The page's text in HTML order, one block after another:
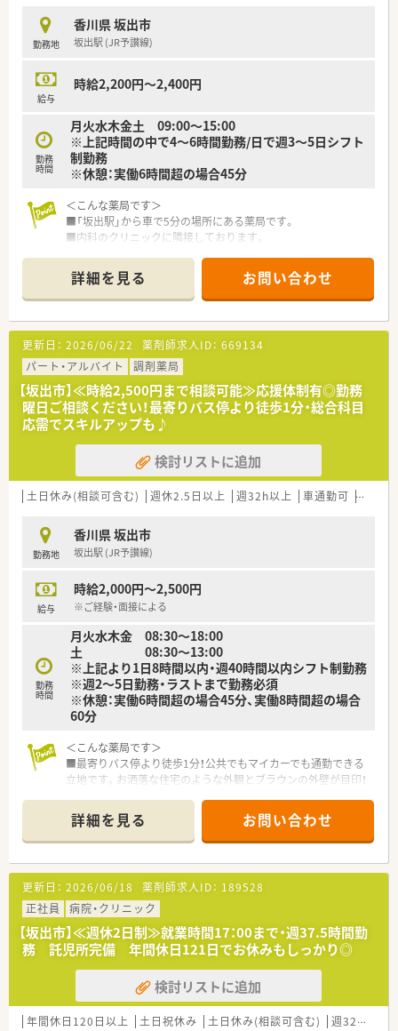
ら、正確かつスピーディーな調剤業務を日々実践してください。
■LINE WORKSを導入した社内コミュニケーションを行い、店
舗スタッフや他店舗のメンバーと円滑に連携を図ります。
【こんな方が活躍中】
■若手からベテランまで幅広い世代の薬剤師が在籍しており、互
■仕事に対して誠実で、マニュアルに縛られず患者様の状況に合
わせた親身な対応ができる方が現場の核として活躍中です。
■ワークライフバランスを重視しながらも、専門性を高めるため
に自主的に学習を続ける勉強熱心な薬剤師が多数在籍します。
勤務地
香川県 坂出市
坂出駅 (JR予讃線)
給与
時給2,200円～2,400円
勤務
時間
月火水木金土 09:00～15:00
※上記時間の中で4～6時間勤務/日で週3～5日シフト
制勤務
※休憩：実働6時間超の場合45分
＜こんな薬局です＞
■「坂出駅」から車で5分の場所にある薬局です。
■内科のクリニックに隣接しております。
＜業務内容＞
■内科メインとなります。
■薬剤師は常時1～2名体制です。
■処方箋は30～40枚/日程度です。
＜法人特徴＞
■香川県内に調剤薬局を3店舗運営している会社です。
■「地域に永く愛される薬局」を目指して地域密着型の運営を行
っております。
＜こんな方にもオススメ＞
■プライベートの時間を大切にしたい方
■地域密着型の薬局で、将来的に長く勤務したい方
等々…
少しでも気になった方はお問い合わせくださいませ
詳細を見る お問い合わせ
更新日： 2026/06/22 薬剤師求人ID： 669134
パート・アルバイト
調剤薬局
【坂出市】≪時給2,500円まで相談可能≫応援体制有◎勤務
曜日ご相談ください！最寄りバス停より徒歩1分・総合科目
応需でスキルアップも♪
検討リストに追加
土日休み(相談可含む) 週休2.5日以上 週32h以上 車通勤可 高時
勤務地
香川県 坂出市
坂出駅 (JR予讃線)
給与
時給2,000円～2,500円
※ご経験・面接による
勤務
時間
月火水木金 08:30～18:00
土 08:30～13:00
※上記より1日8時間以内・週40時間以内シフト制勤務
※週2～5日勤務・ラストまで勤務必須
※休憩：実働6時間超の場合45分、実働8時間超の場合
60分
＜こんな薬局です＞
■最寄りバス停より徒歩1分！公共でもマイカーでも通勤できる
立地です。お洒落な住宅のような外観とブラウンの外壁が目印！
すので、急なお休みや応援にも対応していただきやすい環境で
す。
■総合病院より応需しており、スキルアップができる環境です。
■ご経験・シフトにより時給2,500円まで相談可能！週2～5日に
て勤務曜日ご相談ください。ラストまで勤務必須となります。
＜業務内容＞
■外来対応の他、在宅にも取り組んでいます。一包化の業務もご
ざいます。
■病院門前のため総合科目の処方箋を対応します。
■処方箋枚数70～80枚/日。薬剤師は常時2～3名体制
＜研修制度＞
■現場の先輩薬剤師より指導を受けて頂きます。
詳細を見る お問い合わせ
更新日： 2026/06/18 薬剤師求人ID： 189528
正社員
病院・クリニック
【坂出市】≪週休2日制≫就業時間17：00まで・週37.5時間勤
務 託児所完備 年間休日121日でお休みもしっかり◎
検討リストに追加
年間休日120日以上 土日祝休み 土日休み(相談可含む) 週32h以上